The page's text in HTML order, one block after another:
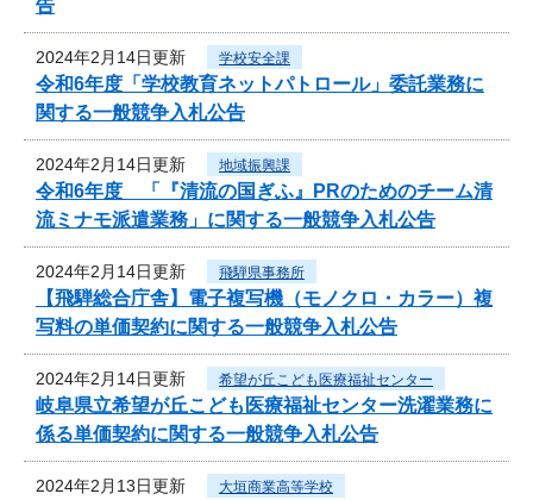
告
2024年2月14日更新 学校安全課
令和6年度「学校教育ネットパトロール」委託業務に
関する一般競争入札公告
2024年2月14日更新 地域振興課
令和6年度 「『清流の国ぎふ』PRのためのチーム清
流ミナモ派遣業務」に関する一般競争入札公告
2024年2月14日更新 飛騨県事務所
【飛騨総合庁舎】電子複写機（モノクロ・カラー）複
写料の単価契約に関する一般競争入札公告
2024年2月14日更新 希望が丘こども医療福祉センター
岐阜県立希望が丘こども医療福祉センター洗濯業務に
係る単価契約に関する一般競争入札公告
2024年2月13日更新 大垣商業高等学校